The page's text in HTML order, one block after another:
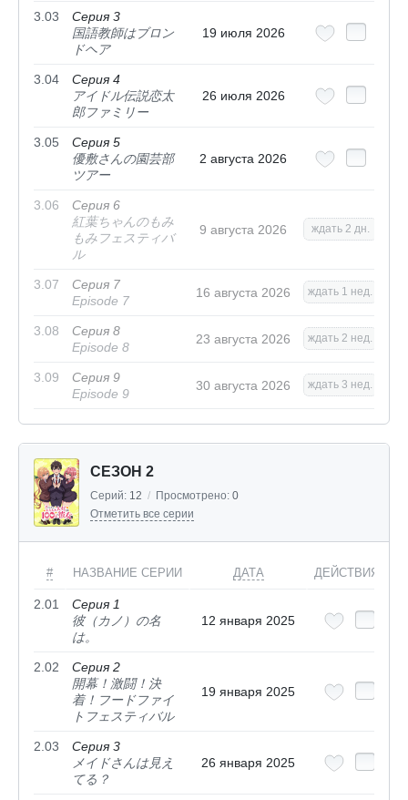
3.03
Серия 3
国語教師はブロン
ドヘア
19 июля 2026
3.04
Серия 4
アイドル伝説恋太
郎ファミリー
26 июля 2026
3.05
Серия 5
優敷さんの園芸部
ツアー
2 августа 2026
3.06
Серия 6
紅葉ちゃんのもみ
もみフェスティバ
ル
9 августа 2026 ждать 2 дн.
3.07
Серия 7
Episode 7
16 августа 2026 ждать 1 нед.
3.08
Серия 8
Episode 8
23 августа 2026 ждать 2 нед.
3.09
Серия 9
Episode 9
30 августа 2026 ждать 3 нед.
СЕЗОН 2
Серий: 12 / Просмотрено: 0
Отметить все серии
# НАЗВАНИЕ СЕРИИ ДАТА ДЕЙСТВИЯ
2.01
Серия 1
彼（カノ）の名
は。
12 января 2025
2.02
Серия 2
開幕！激闘！決
着！フードファイ
トフェスティバル
19 января 2025
2.03
Серия 3
メイドさんは見え
てる？
26 января 2025